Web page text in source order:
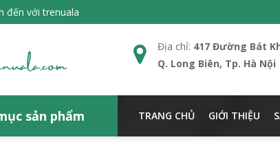
đến với trenuala
Địa chỉ: 417 Đường Bát
Q. Long Biên, Tp. Hà Nội
sản phẩm TRANG CHỦ GIỚI THIỆU